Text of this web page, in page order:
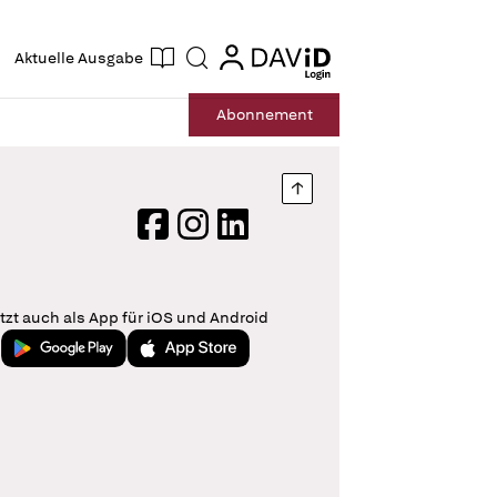
Aktuelle Ausgabe Suche login
login
Abonnement
Nach oben springen
FacebookInstagram
LinkedIn
auch als App für iOS und Android
Jetzt bei Google PlayLaden im App Store